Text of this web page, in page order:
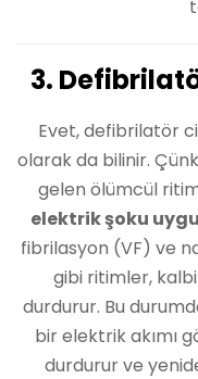
3.
Evet, defibrilatör
olarak da bilinir.
gelen ölümcül
elektrik şoku
fibrilasyon (VF) ve
gibi ritimler,
durdurur. Bu
bir elektrik akımı
durdurur ve